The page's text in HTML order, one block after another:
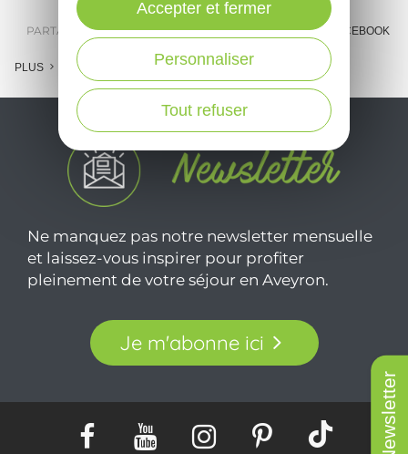
Newsletter
PARTAGER : E-MAIL MESSENGER FACEBOOK
PLUS
Ne manquez pas notre newsletter mensuelle
et laissez-vous inspirer pour profiter
pleinement de votre séjour en Aveyron.
Je m'abonne ici
Tout refuser
Personnaliser
Accepter et fermer